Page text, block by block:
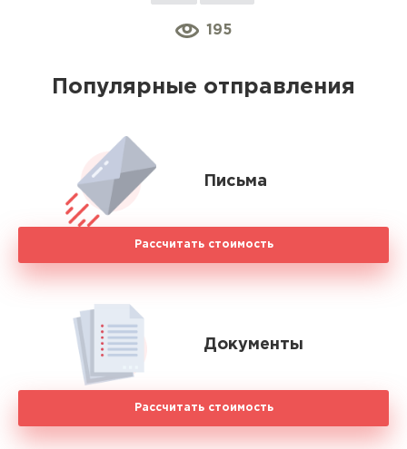
195
Популярные отправления
Письма
Рассчитать стоимость
Документы
Рассчитать стоимость